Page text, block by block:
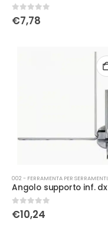
0Su 5
€7,78
002 - FERRAMENTA PER SERRAMENTI
0Su 5
€10,24